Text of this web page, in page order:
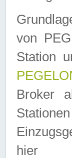
von
Station
Broker